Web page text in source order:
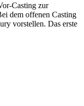
Casting zur
dem offenen Casting
vorstellen. Das erste